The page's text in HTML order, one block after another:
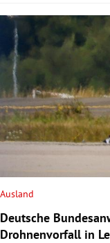
Untermenü
Untermenü
Untermenü
Untermenü
Ausland
Deutsche
Drohnenvorfall in